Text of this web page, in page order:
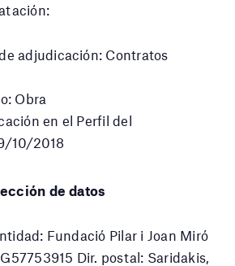
adjudicación: Contratos
Obra
en el Perfil del
10/2018
de datos
Fundació Pilar i Joan Miró
Dir. postal: Saridakis,